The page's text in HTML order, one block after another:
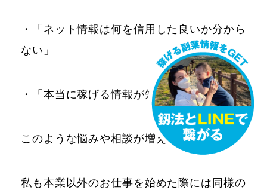
・「ネット情報は何を信用した良いか分から
ない」
・「本当に稼げる情報が知りたい」
このような悩みや相談が増えております。
私も本業以外のお仕事を始めた際には同様の